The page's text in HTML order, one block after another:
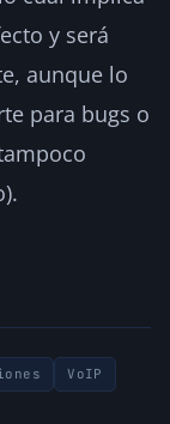
y será
aunque lo
para bugs o
VoIP